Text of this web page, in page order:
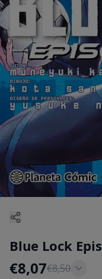
Blue Lock
€8,07€8,50